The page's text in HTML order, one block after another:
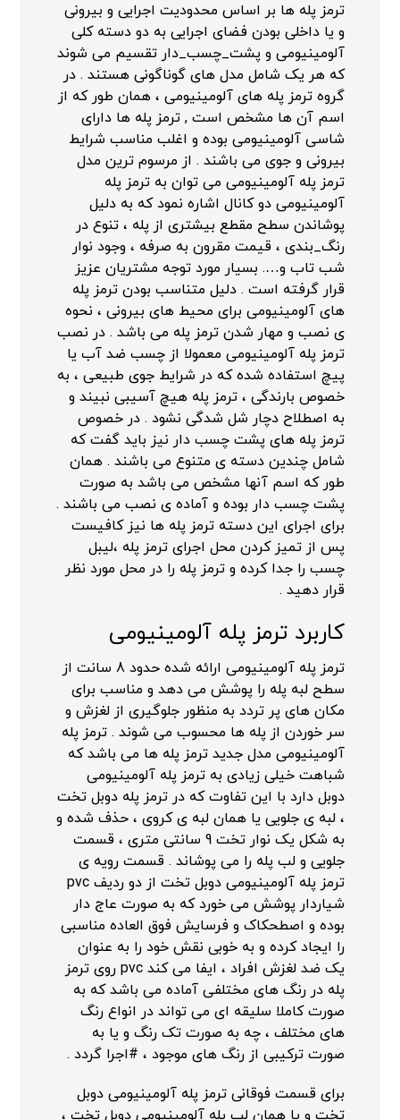
ترمز پله ها بر اساس محدودیت اجرایی و بیرونی
و یا داخلی بودن فضای اجرایی به دو دسته کلی
آلومینیومی و پشت_چسب_دار تقسیم می شوند
که هر یک شامل مدل های گوناگونی هستند . در
گروه ترمز پله های آلومینیومی ، همان طور که از
اسم آن ها مشخص است , ترمز پله ها دارای
شاسی آلومینیومی بوده و اغلب مناسب شرایط
بیرونی و جوی می باشند . از مرسوم ترین مدل
ترمز پله آلومینیومی می توان به ترمز پله
آلومینیومی دو کانال اشاره نمود که به دلیل
پوشاندن سطح مقطع بیشتری از پله ، تنوع در
رنگ_بندی ، قیمت مقرون به صرفه ، وجود نوار
شب تاب و…. بسیار مورد توجه مشتریان عزیز
قرار گرفته است . دلیل متناسب بودن ترمز پله
های آلومینیومی برای محیط های بیرونی ، نحوه
ی نصب و مهار شدن ترمز پله می باشد . در نصب
ترمز پله آلومینیومی معمولا از چسب ضد آب یا
پیچ استفاده شده که در شرایط جوی طبیعی ، به
خصوص بارندگی ، ترمز پله هیچ آسیبی نبیند و
به اصطلاح دچار شل شدگی نشود . در خصوص
ترمز پله های پشت چسب دار نیز باید گفت که
شامل چندین دسته ی متنوع می باشند . همان
طور که اسم آنها مشخص می باشد به صورت
پشت چسب دار بوده و آماده ی نصب می باشند .
برای اجرای این دسته ترمز پله ها نیز کافیست
پس از تمیز کردن محل اجرای ترمز پله ،لیبل
چسب را جدا کرده و ترمز پله را در محل مورد نظر
قرار دهید .
کاربرد ترمز پله آلومینیومی
ترمز پله آلومینیومی ارائه شده حدود 8 سانت از
سطح لبه پله را پوشش می دهد و مناسب برای
مکان های پر تردد به منظور جلوگیری از لغزش و
سر خوردن از پله ها محسوب می شوند . ترمز پله
آلومینیومی مدل جدید ترمز پله ها می باشد که
شباهت خیلی زیادی به ترمز پله آلومینیومی
دوبل دارد با این تفاوت که در ترمز پله دوبل تخت
، لبه ی جلویی یا همان لبه ی کروی ، حذف شده و
به شکل یک نوار تخت 9 سانتی متری ، قسمت
جلویی و لب پله را می پوشاند . قسمت رویه ی
ترمز پله آلومینیومی دوبل تخت از دو ردیف pvc
شیاردار پوشش می خورد که به صورت عاج دار
بوده و اصطحکاک و فرسایش فوق العاده مناسبی
را ایجاد کرده و به خوبی نقش خود را به عنوان
یک ضد لغزش افراد ، ایفا می کند pvc روی ترمز
پله در رنگ های مختلفی آماده می باشد که به
صورت کاملا سلیقه ای می تواند در انواع رنگ
های مختلف ، چه به صورت تک رنگ و یا به
صورت ترکیبی از رنگ های موجود ، #اجرا گردد .
برای قسمت فوقانی ترمز پله آلومینیومی دوبل
تخت و یا همان لب پله آلومینیومی دوبل تخت ،